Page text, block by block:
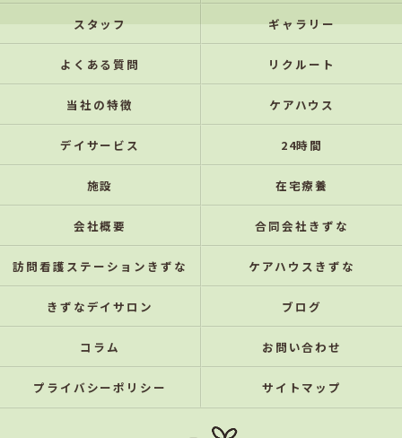
スタッフ ギャラリー
よくある質問 リクルート
当社の特徴 ケアハウス
デイサービス 24時間
施設 在宅療養
会社概要 合同会社きずな
訪問看護ステーションきずな ケアハウスきずな
きずなデイサロン ブログ
コラム お問い合わせ
プライバシーポリシー サイトマップ